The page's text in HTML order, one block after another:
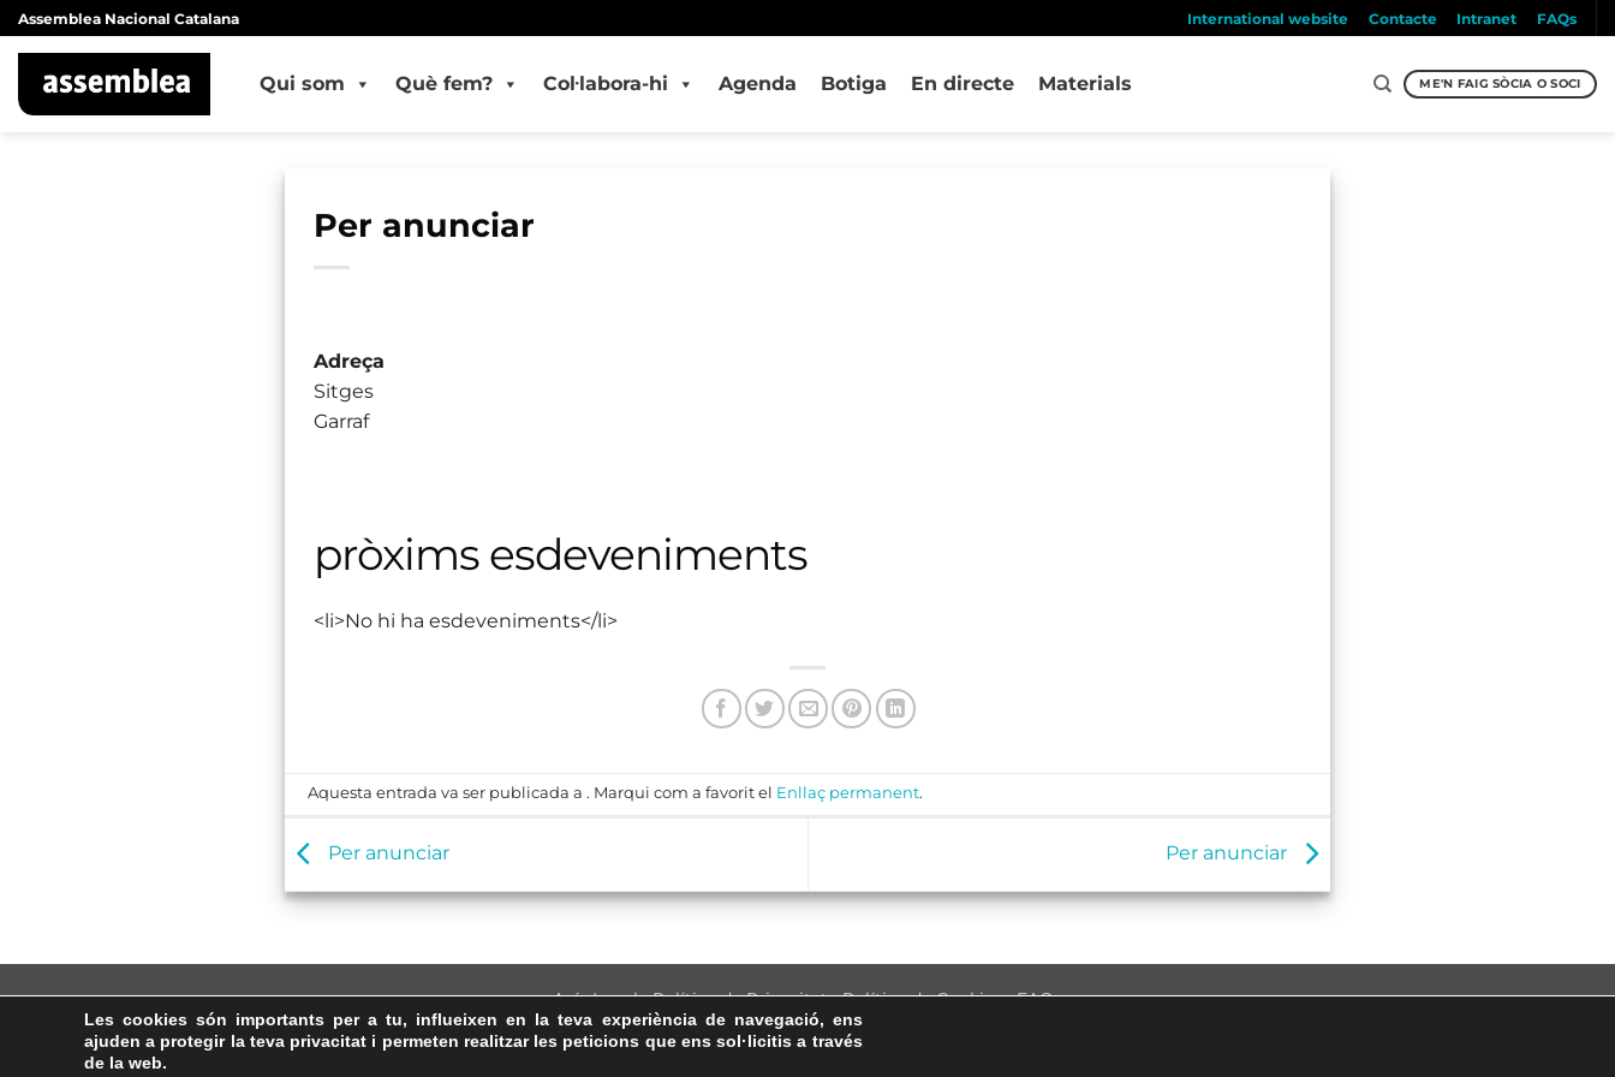
Skip
to
content
Assemblea Nacional Catalana International website Contacte Intranet FAQs
Qui som Què fem? Col·labora-hi Agenda Botiga En directe Materials ME'N FAIG SÒCIA O SOCI
Per anunciar
Adreça
Sitges
Garraf
pròxims esdeveniments
<li>No hi ha esdeveniments</li>
Aquesta entrada va ser publicada a . Marqui com a favorit el Enllaç permanent.
Per anunciar Per anunciar
Avís Legal·Política de Privacitat·Política de Cookies·FAQs
ASSEMBLEA NACIONAL CATALANA
Les cookies són importants per a tu, influeixen en la teva experiència de navegació, ens
ajuden a protegir la teva privacitat i permeten realitzar les peticions que ens sol·licitis a través
de la web.